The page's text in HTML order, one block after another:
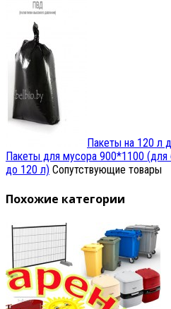
Пакеты на 120 л
Пакеты для мусора 900*1100 (для
до 120 л) Сопутствующие товары
Похожие категории